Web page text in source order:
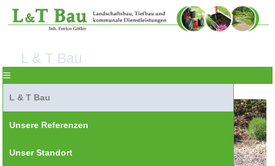
L & T Bau
≡
L & T Bau
Unsere Referenzen
Unser Standort